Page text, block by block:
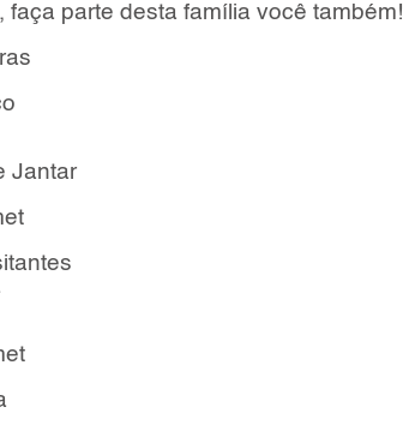
faça parte desta família você também!
Jantar